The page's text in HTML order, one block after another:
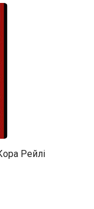
Рейлі